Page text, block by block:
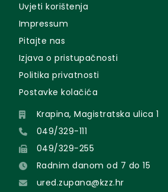
Uvjeti korištenja
Impressum
Pitajte nas
Izjava o pristupačnosti
Politika privatnosti
Postavke kolačića
Krapina, Magistratska ulica 1
049/329-111
049/329-255
Radnim danom od 7 do 15
ured.zupana@kzz.hr